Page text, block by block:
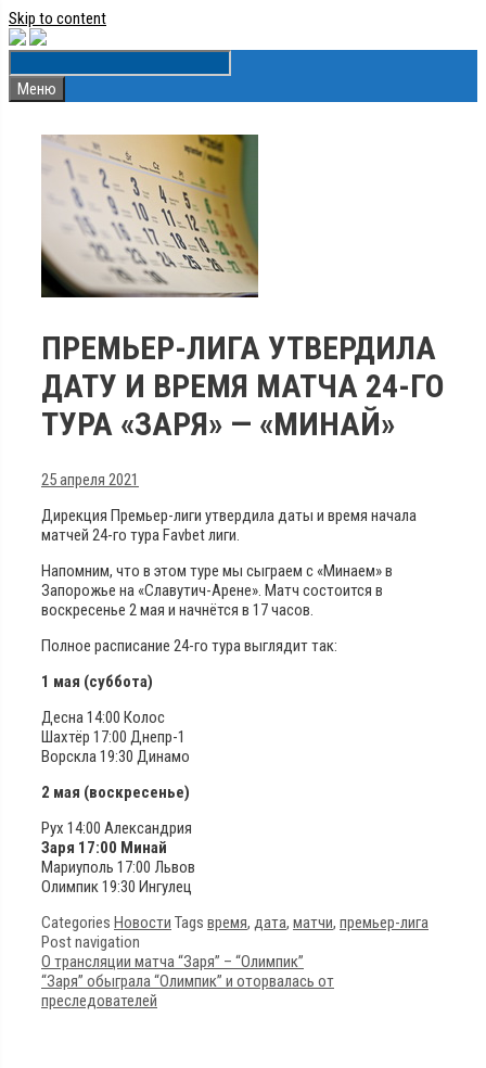
Skip to content
Меню
ПРЕМЬЕР-ЛИГА УТВЕРДИЛА
ДАТУ И ВРЕМЯ МАТЧА 24-ГО
ТУРА «ЗАРЯ» — «МИНАЙ»
25 апреля 2021
Дирекция Премьер-лиги утвердила даты и время начала
матчей 24-го тура Favbet лиги.
Напомним, что в этом туре мы сыграем с «Минаем» в
Запорожье на «Славутич-Арене». Матч состоится в
воскресенье 2 мая и начнётся в 17 часов.
Полное расписание 24-го тура выглядит так:
1 мая (суббота)
Десна 14:00 Колос
Шахтёр 17:00 Днепр-1
Ворскла 19:30 Динамо
2 мая (воскресенье)
Рух 14:00 Александрия
Заря 17:00 Минай
Мариуполь 17:00 Львов
Олимпик 19:30 Ингулец
Categories Новости Tags время, дата, матчи, премьер-лига
Post navigation
О трансляции матча “Заря” – “Олимпик”
“Заря” обыграла “Олимпик” и оторвалась от
преследователей